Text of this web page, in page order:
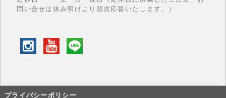
問い合せは休み明けより順次応答いたします。）
プライバシーポリシー